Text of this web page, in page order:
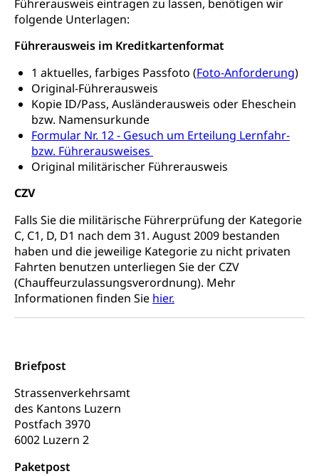
Führerausweis eintragen zu lassen, benötigen wir
folgende Unterlagen:
Führerausweis im Kreditkartenformat
1 aktuelles, farbiges Passfoto (Foto-Anforderung)
Original-Führerausweis
Kopie ID/Pass, Ausländerausweis oder Eheschein
bzw. Namensurkunde
Formular Nr. 12 - Gesuch um Erteilung Lernfahr-
bzw. Führerausweises
Original militärischer Führerausweis
CZV
Falls Sie die militärische Führerprüfung der Kategorie
C, C1, D, D1 nach dem 31. August 2009 bestanden
haben und die jeweilige Kategorie zu nicht privaten
Fahrten benutzen unterliegen Sie der CZV
(Chauffeurzulassungsverordnung). Mehr
Informationen finden Sie hier.
Briefpost
Strassenverkehrsamt
des Kantons Luzern
Postfach 3970
6002 Luzern 2
Paketpost
Gesundheitsversorgung
(gruezi.lu.ch)
Soziales und Gesellschaft (Dienststelle)
Opferhilfe
Arbeitslosenversicherung (WAS Luzern)
Invalidenversicherung (WAS Luzern)
Drogenabhängigkeit, Drogensucht,
Arzneimittelabhängigkeit, Suchtkrankheit,
Betäubungsmittel, Suchtmittel, Psychopharmaka
Fachstelle Sucht Region Luzern
Drogen (Polizei)
Sucht
Gesundheitsversorgung
Gesundheitsversorgung, Spital, Pflegeinitiative,
Ambulant vor stationär, AVOS, Patientendossier
Gesundheitsversorgung
AHV / IV
Altersrente, Invalidenrente, Witwenrente,
Pensionskasse, erste Säule, zweite Säule, dritte
Säule, Hilflosenentschädigung,
Ergänzungsleistungen, Altersvorsorge,
Todesfallversicherung
Hilfslosenentschädigung (WAS Luzern)
AHV-Hinterlassenenrente (WAS Luzern)
Ergänzungsleistungen (EL) (WAS Luzern)
AHV-Altersrente (WAS Luzern)
IV-Leistungen (WAS Luzern)
Behinderung
Körperbehinderung, körperliche Behinderung,
Menschen mit Behinderungen
Kultur und Medien
Archive und Bibliotheken
Bücher, Bundesarchiv, Landesbibliothek